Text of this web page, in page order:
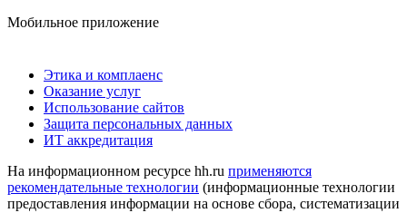
Мобильное приложение
Этика и комплаенс
Оказание услуг
Использование сайтов
Защита персональных данных
ИТ аккредитация
На информационном ресурсе hh.ru применяются
рекомендательные технологии (информационные технологии
предоставления информации на основе сбора, систематизации